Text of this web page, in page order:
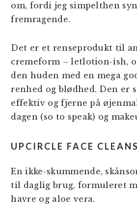
om, fordi jeg simpelthen
fremragende.
Det er et renseprodukt til
cremeform – letlotion-ish,
den huden med en mega
renhed og blødhed. Den er
effektiv og fjerne på
dagen (so to speak) og
UPCIRCLE FACE
En ikke-skummende,
til daglig brug, formuleret
havre og aloe vera.